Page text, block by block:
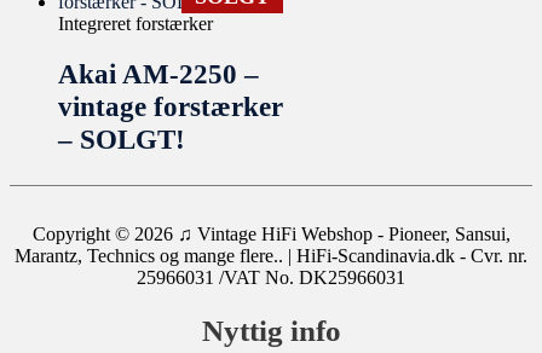
Integreret forstærker
Akai AM-2250 –
vintage forstærker
– SOLGT!
Copyright © 2026 ♫ Vintage HiFi Webshop - Pioneer, Sansui,
Marantz, Technics og mange flere.. | HiFi-Scandinavia.dk - Cvr. nr.
25966031 /VAT No. DK25966031
Nyttig info